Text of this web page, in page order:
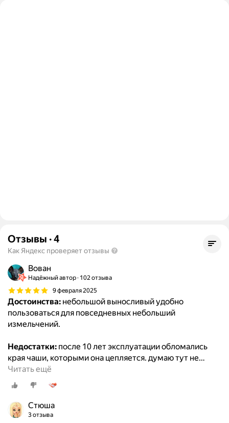
Отзывы ·4
Как Яндекс проверяет отзывы
Вован
Надёжный автор 102 отзыва
9 февраля 2025
Достоинства: небольшой выносливый удобно
пользоваться для повседневных небольший
измельчений.
Недостатки: после 10 лет эксплуатации обломались
края чаши, которыми она цепляется. думаю тут не…
Читать ещё
Стюша
3 отзыва